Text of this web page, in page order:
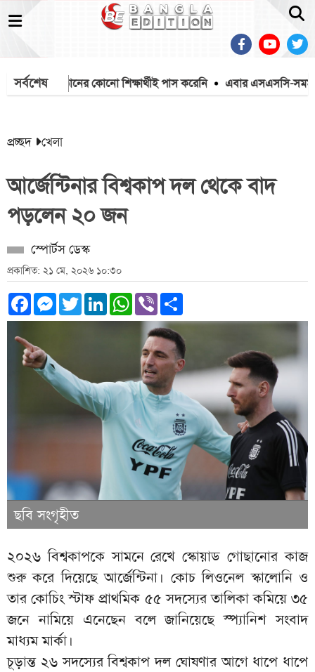
সর্বশেষ
৩১২ প্রতিষ্ঠানের কোনো শিক্ষার্থীই পাস করেনি এবার এসএসসি-সমমানে
প্রচ্ছদ খেলা
আর্জেন্টিনার বিশ্বকাপ দল থেকে বাদ
পড়লেন ২০ জন
স্পোর্টস ডেস্ক
প্রকাশিত: ২১ মে, ২০২৬ ১০:৩০
Facebook
Messenger
TwitterLinkedInWhatsApp
Viber
ছবি সংগৃহীত
২০২৬ বিশ্বকাপকে সামনে রেখে স্কোয়াড গোছানোর কাজ
শুরু করে দিয়েছে আর্জেন্টিনা। কোচ লিওনেল স্কালোনি ও
তার কোচিং স্টাফ প্রাথমিক ৫৫ সদস্যের তালিকা কমিয়ে ৩৫
জনে নামিয়ে এনেছেন বলে জানিয়েছে স্প্যানিশ সংবাদ
মাধ্যম মার্কা।
চূড়ান্ত ২৬ সদস্যের বিশ্বকাপ দল ঘোষণার আগে ধাপে ধাপে